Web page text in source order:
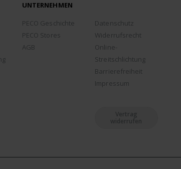
UNTERNEHMEN
PECO Geschichte
PECO Stores
AGB
Datenschutz
Widerrufsrecht
Online-
Streitschlichtung
Barrierefreiheit
Impressum
Vertrag
widerrufen